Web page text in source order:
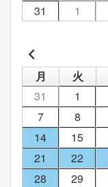
31
1
月 火
31
1
7
8
14
15
21
22
28
29